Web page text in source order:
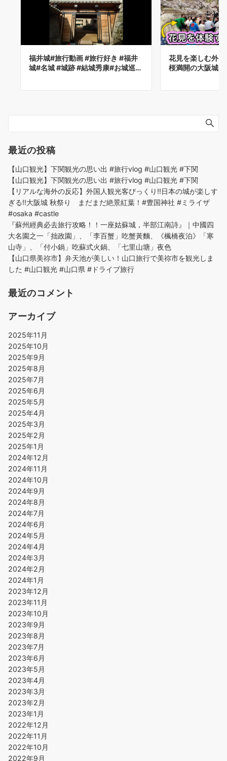
福井城#旅行動画 #旅行好き #福井
城#名城 #城跡 #結城秀康#お城巡…
花見を楽しむ外
桜満開の大阪城
最近の投稿
【山口観光】下関観光の思い出 #旅行vlog #山口観光 #下関
【山口観光】下関観光の思い出 #旅行vlog #山口観光 #下関
【リアルな海外の反応】外国人観光客びっくり!!日本の城が楽しす
ぎる!!大阪城 秋祭り まだまだ絶景紅葉！#豊国神社 #ミライザ
#osaka #castle
『蘇州經典必去旅行攻略！！一座姑蘇城，半部江南詩』｜中國四
大名園之一「拙政園」、「李百蟹」吃蟹黃麵、《楓橋夜泊》「寒
山寺」、「付小鍋」吃蘇式火鍋、「七里山塘」夜色
【山口県美祢市】弁天池が美しい！山口旅行で美祢市を観光しま
した #山口観光 #山口県 #ドライブ旅行
最近のコメント
アーカイブ
2025年11月
2025年10月
2025年9月
2025年8月
2025年7月
2025年6月
2025年5月
2025年4月
2025年3月
2025年2月
2025年1月
2024年12月
2024年11月
2024年10月
2024年9月
2024年8月
2024年7月
2024年6月
2024年5月
2024年4月
2024年3月
2024年2月
2024年1月
2023年12月
2023年11月
2023年10月
2023年9月
2023年8月
2023年7月
2023年6月
2023年5月
2023年4月
2023年3月
2023年2月
2023年1月
2022年12月
2022年11月
2022年10月
2022年9月